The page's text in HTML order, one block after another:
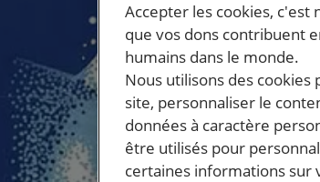
Accepter les cookies,
que vos dons contribuent
humains dans le monde.
Nous utilisons des
site, personnaliser le
données à caractère
être utilisés pour
certaines informations sur